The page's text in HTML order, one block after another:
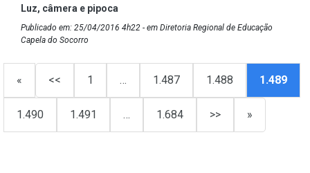
Luz, câmera e pipoca
Publicado em: 25/04/2016 4h22 - em Diretoria Regional de Educação
Capela do Socorro
« << 1 … 1.487 1.488 1.489
1.490 1.491 … 1.684 >> »